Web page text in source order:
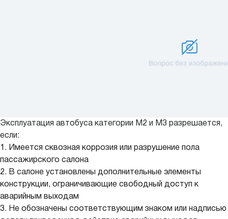
Эксплуатация автобуса категории М2 и М3 разрешается,
если:
1. Имеется сквозная коррозия или разрушение пола
пассажирского салона
2. В салоне установлены дополнительные элементы
конструкции, ограничивающие свободный доступ к
аварийным выходам
3. Не обозначены соответствующим знаком или надписью